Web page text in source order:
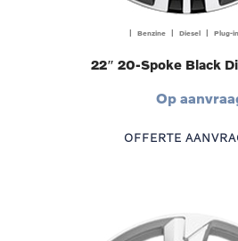
| Benzine | Diesel | Plug-in
22″ 20-Spoke Black
Op
OFFERTE